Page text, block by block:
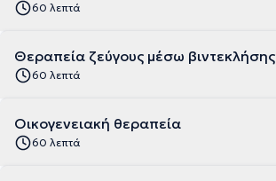
60 λεπτά
Θεραπεία ζεύγους μέσω βιντεκλήσης
60 λεπτά
Οικογενειακή θεραπεία
60 λεπτά